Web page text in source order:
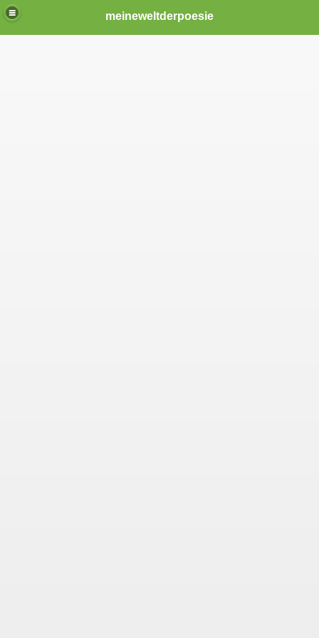
meineweltderpoesie